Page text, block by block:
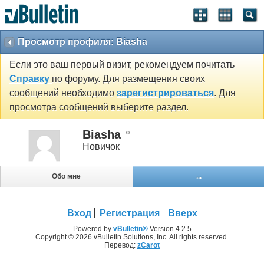
Просмотр профиля: Biasha
Если это ваш первый визит, рекомендуем почитать
Справку по форуму. Для размещения своих
сообщений необходимо зарегистрироваться. Для
просмотра сообщений выберите раздел.
Biasha
Новичок
Обо мне ...
Вход Регистрация Вверх
Powered by vBulletin®Version 4.2.5
Copyright © 2026 vBulletin Solutions, Inc. All rights reserved.
Перевод: zCarot